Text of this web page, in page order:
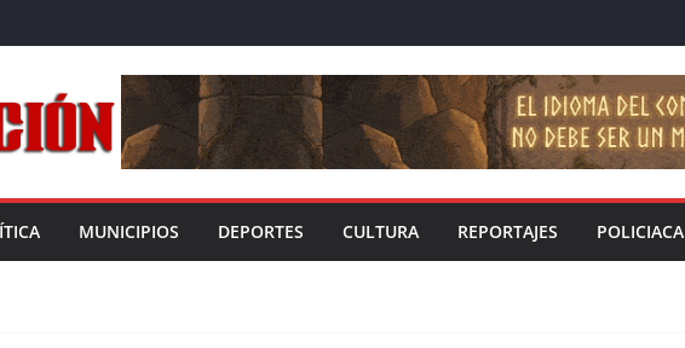
MUNICIPIOS DEPORTES CULTURA REPORTAJES POLICIACA